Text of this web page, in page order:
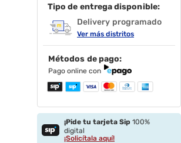
Tipo de entrega disponible:
Delivery programado
Ver más distritos
Métodos de pago:
Pago online con
¡Pide tu tarjeta Sip 100%
digital
¡Solicítala aquí!